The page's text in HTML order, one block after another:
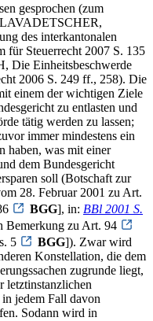
gesprochen (zum
des interkantonalen
für Steuerrecht 2007 S. 135
Die Einheitsbeschwerde
2006 S. 249 ff., 258). Die
einem der wichtigen Ziele
zu entlasten und
tätig werden zu lassen;
immer mindestens ein
haben, was mit einer
dem Bundesgericht
soll (Botschaft zur
28. Februar 2001 zu Art.
BGG], in: BBl 2001 S.
Bemerkung zu Art. 94
5 BGG]). Zwar wird
Konstellation, die dem
zugrunde liegt,
letztinstanzlichen
jedem Fall davon
Sodann wird in